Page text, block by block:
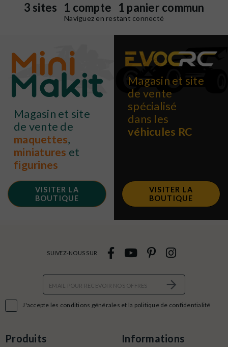
3 sites 1 compte 1 panier commun
Naviguez en restant connecté
Magasin et site
de vente de
maquettes,
miniatures et
figurines
VISITER LA
BOUTIQUE
Magasin et site
de vente
spécialisé
dans les
véhicules RC
VISITER LA
BOUTIQUE
J'accepte les conditions générales et la politique de confidentialité
SUIVEZ-NOUS SUR
Produits Informations